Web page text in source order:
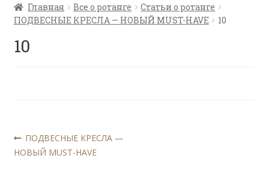
Все о ротанге
Главная Все о ротанге
Статьи о ротанге
ПОДВЕСНЫЕ КРЕСЛА — НОВЫЙ MUST-HAVE
10
10
Навигация
по
Предыдущая
запись:
ПОДВЕСНЫЕ КРЕСЛА —
НОВЫЙ MUST-HAVE